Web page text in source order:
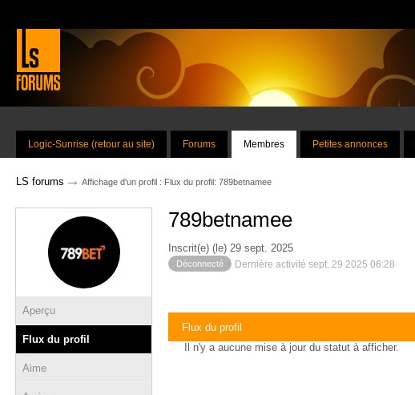
Logic-Sunrise (retour au site) Forums Membres Petites annonces
LS forums → Affichage d'un profil : Flux du profil: 789betnamee
Aperçu
Flux du profil
Aime
789betnamee
Inscrit(e) (le) 29 sept. 2025
Déconnecté Dernière activité sept. 29 2025 06:28
Flux du profil
Il n'y a aucune mise à jour du statut à afficher.